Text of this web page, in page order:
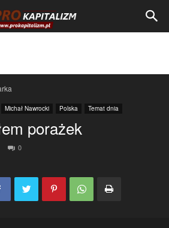
Michał Nawrocki Polska Temat dnia
porażek
0